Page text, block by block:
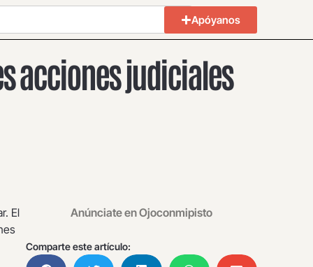
Apóyanos
acciones judiciales
El
Anúnciate en Ojoconmipisto
Comparte este artículo: